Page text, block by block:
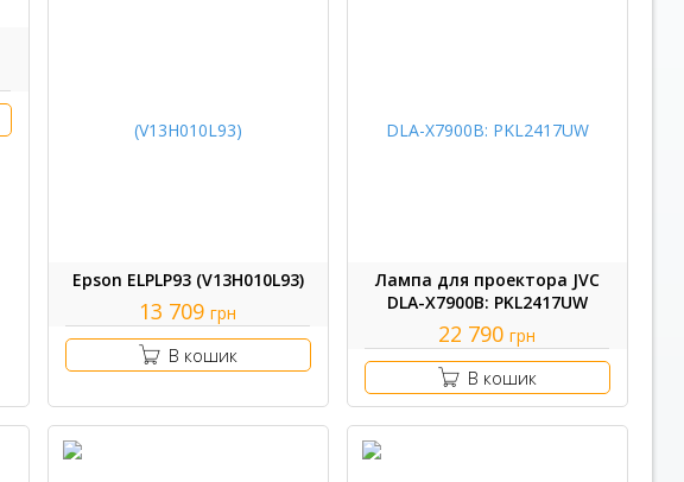
Epson ELPLP93 (V13H010L93)
13 709грн
В кошик
Лампа для проектора JVC
DLA-X7900B: PKL2417UW
22 790грн
В кошик